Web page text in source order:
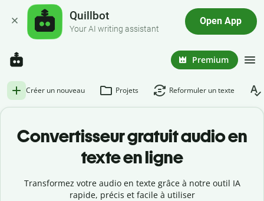
Quillbot
Your AI writing assistant
Open App
Premium
Créer un nouveau Projets Reformuler un texte
Convertisseur gratuit audio en
texte en ligne
Transformez votre audio en texte grâce à notre outil IA
rapide, précis et facile à utiliser